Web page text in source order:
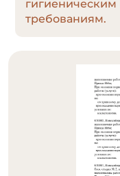
гигиеническим
требованиям.